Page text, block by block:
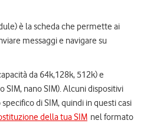
è la scheda che permette ai
messaggi e navigare su
da 64k,128k, 512k) e
SIM, nano SIM). Alcuni dispositivi
di SIM, quindi in questi casi
della tua SIM nel formato